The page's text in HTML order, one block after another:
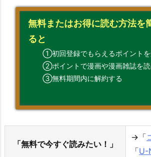
無料またはお得に読む方法を
ると
①初回登録でもらえるポイントを
②ポイントで漫画や漫画雑誌を
③無料期間内に解約する
「無料で今すぐ読みたい！」
→「
「U-